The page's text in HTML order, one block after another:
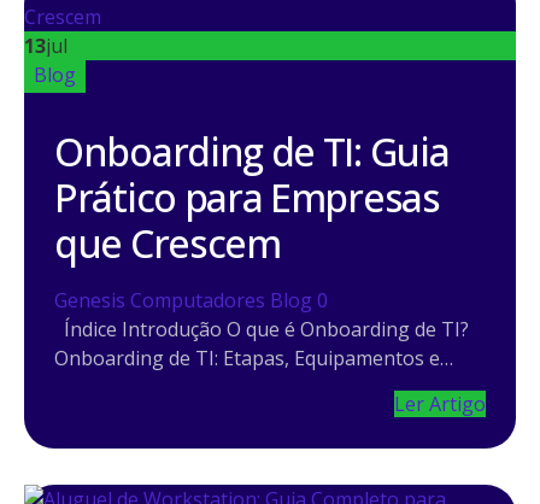
13jul
Blog
Onboarding de TI: Guia
Prático para Empresas
que Crescem
Genesis Computadores Blog 0
Índice Introdução O que é Onboarding de TI?
Onboarding de TI: Etapas, Equipamentos e…
Ler Artigo